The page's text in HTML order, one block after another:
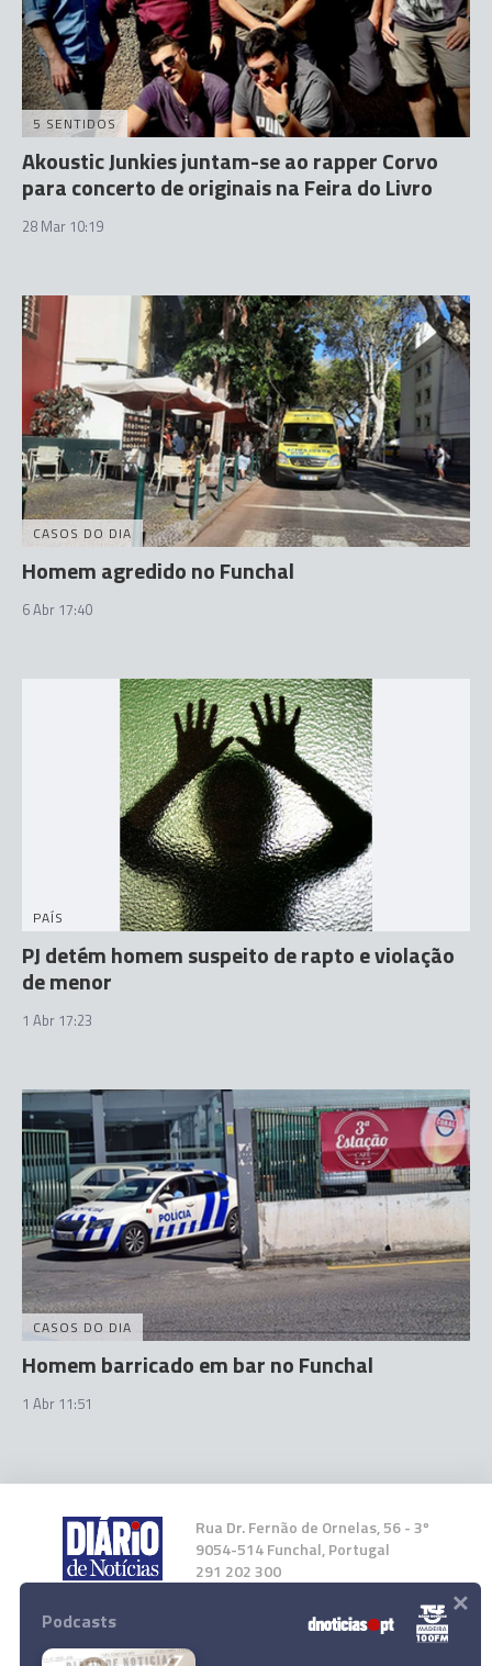
5 SENTIDOS
Akoustic Junkies juntam-se ao rapper Corvo
para concerto de originais na Feira do Livro
28 Mar 10:19
CASOS DO DIA
Homem agredido no Funchal
6 Abr 17:40
PAÍS
PJ detém homem suspeito de rapto e violação
de menor
1 Abr 17:23
CASOS DO DIA
Homem barricado em bar no Funchal
1 Abr 11:51
Rua Dr. Fernão de Ornelas, 56 - 3º
9054-514 Funchal, Portugal
291 202 300
Instale a nossa App
Podcasts ×